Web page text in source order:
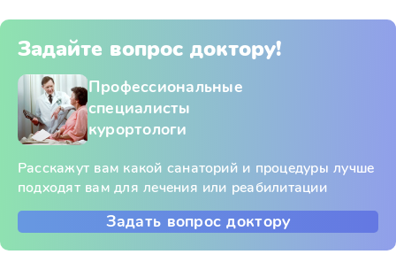
Задайте вопрос доктору!
Профессиональные
специалисты
курортологи
Расскажут вам какой санаторий и процедуры лучше
подходят вам для лечения или реабилитации
Задать вопрос доктору